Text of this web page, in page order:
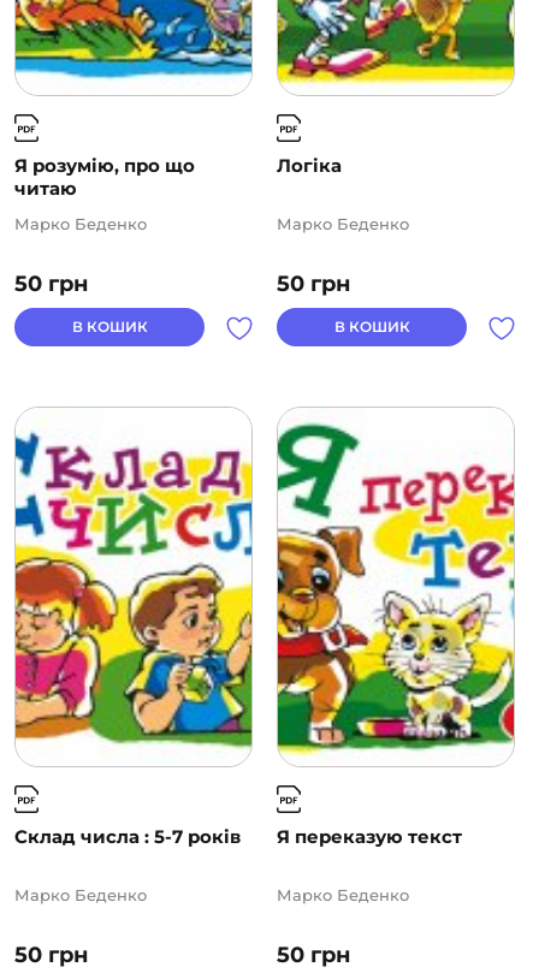
Я розумію, про що
читаю
50 грн
Марко Беденко
В КОШИК
Логіка
50 грн
Марко Беденко
В КОШИК
Склад числа : 5-7 років
50 грн
Марко Беденко
Я переказую текст
50 грн
Марко Беденко